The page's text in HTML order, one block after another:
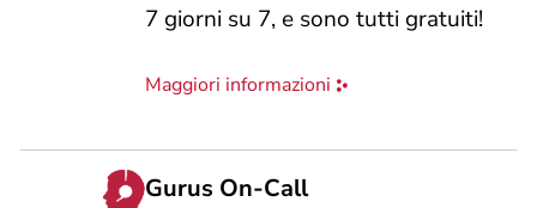
7 giorni su 7, e sono tutti gratuiti!
Maggiori informazioni
Gurus On-Call